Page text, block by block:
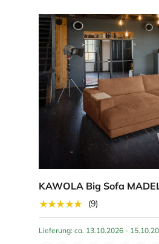
KAWOLA Big Sofa
★★★★★
(9)
Lieferung: ca. 13.10.2026 -